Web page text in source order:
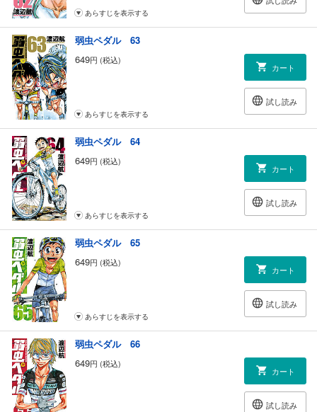
あらすじを表示する
弱虫ペダル 63
649円 (税込)
カート
試し読み
あらすじを表示する
弱虫ペダル 64
649円 (税込)
カート
試し読み
あらすじを表示する
弱虫ペダル 65
649円 (税込)
カート
試し読み
あらすじを表示する
弱虫ペダル 66
649円 (税込)
カート
試し読み